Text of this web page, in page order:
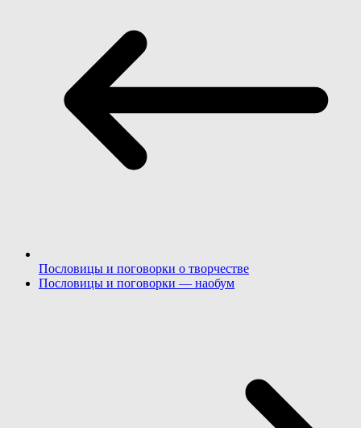
Пословицы и поговорки о творчестве
Пословицы и поговорки — наобум